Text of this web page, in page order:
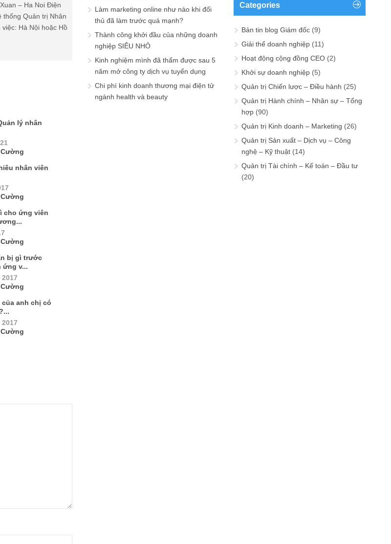
– Ha Noi Điện
thống Quản trị Nhân
Hà Nội hoặc Hồ
lý nhân
nhân viên
cho ứng viên
bị gì trước
ứng v...
anh chị có
Làm marketing online như nào khi đối
thủ đã làm trước quá mạnh?
Thành công khởi đầu của những doanh
nghiệp SIÊU NHỎ
Kinh nghiệm mình đã thấm được sau 5
năm mở công ty dịch vụ tuyển dụng
Chi phí kinh doanh thương mại điện tử
ngành health và beauty
Categories
Bản tin blog Giám đốc (9)
Giải thể doanh nghiệp (11)
Hoạt động cộng đồng CEO (2)
Khởi sự doanh nghiệp (5)
Quản trị Chiến lược – Điều hành (25)
Quản trị Hành chính – Nhân sự – Tổng
hợp (90)
Quản trị Kinh doanh – Marketing (26)
Quản trị Sản xuất – Dịch vụ – Công
nghệ – Kỹ thuật (14)
Quản trị Tài chính – Kế toán – Đầu tư
(20)